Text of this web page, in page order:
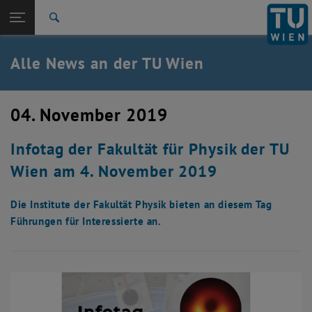
TU Login
Quicklinks
Quicklinks-Menü umschalten
Studium
Karriere
Zurück: Subseiten von TU Wien Startseite auflisten
Zurück zur letzten Ebene:
TU Wien Startseite
Übersicht
Alle News an der TU Wien
04. November 2019
Infotag der Fakultät für Physik der TU
Wien am 4. November 2019
Die Institute der Fakultät Physik bieten an diesem Tag
Führungen für Interessierte an.